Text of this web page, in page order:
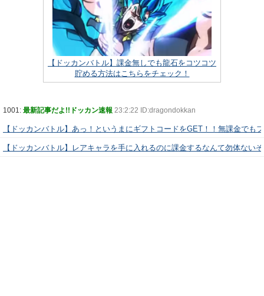
【ドッカンバトル】課金無しでも龍石をコツコツ
貯める方法はこちらをチェック！
1001: 最新記事だよ!!ドッカン速報 23:2:22 ID:dragondokkan
【ドッカンバトル】あっ！というまにギフトコードをGET！！無課金でも
【ドッカンバトル】レアキャラを手に入れるのに課金するなんて勿体ない